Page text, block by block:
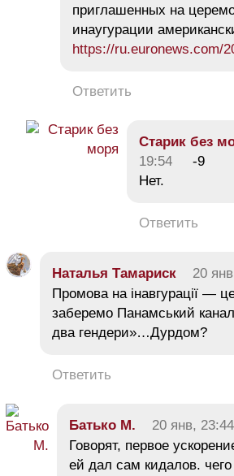
приглашенных на
инаугурации
https://ru.euronews.com/
Ответить
Старик без
19:54
-9
Нет.
Ответить
Наталья Тамариск 20
Промова на інавгурації —
заберемо Панамський
два гендери»…Дурдом?
Ответить
Батько М. 20 янв, 23:44
Говорят, первое
ей дал сам кидалов. чего